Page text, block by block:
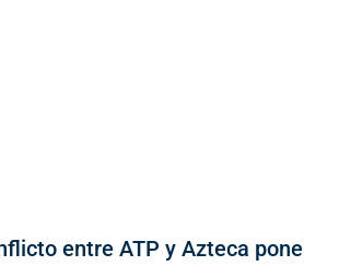
entre ATP y Azteca pone